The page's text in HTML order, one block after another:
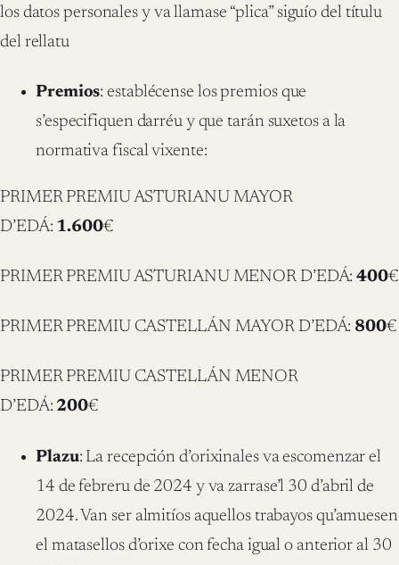
los datos personales y va llamase “plica” siguío del títulu
del rellatu
Premios: establécense los premios que
s’especifiquen darréu y que tarán suxetos a la
normativa fiscal vixente:
PRIMER PREMIU ASTURIANU MAYOR
D’EDÁ: 1.600€
PRIMER PREMIU ASTURIANU MENOR D’EDÁ:400€
PRIMER PREMIU CASTELLÁN MAYOR D’EDÁ: 800€
PRIMER PREMIU CASTELLÁN MENOR
D’EDÁ: 200€
Plazu: La recepción d’orixinales va escomenzar el
14 de febreru de 2024 y va zarrase’l 30 d’abril de
2024. Van ser almitíos aquellos trabayos qu’amuesen
el matasellos d’orixe con fecha igual o anterior al 30